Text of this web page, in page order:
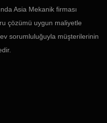
Asia Mekanik firması
çözümü uygun maliyetle
sorumluluğuyla müşterilerinin